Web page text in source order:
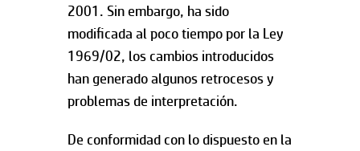
2001. Sin embargo, ha sido
modificada al poco tiempo por la Ley
1969/02, los cambios introducidos
han generado algunos retrocesos y
problemas de interpretación.
De conformidad con lo dispuesto en la